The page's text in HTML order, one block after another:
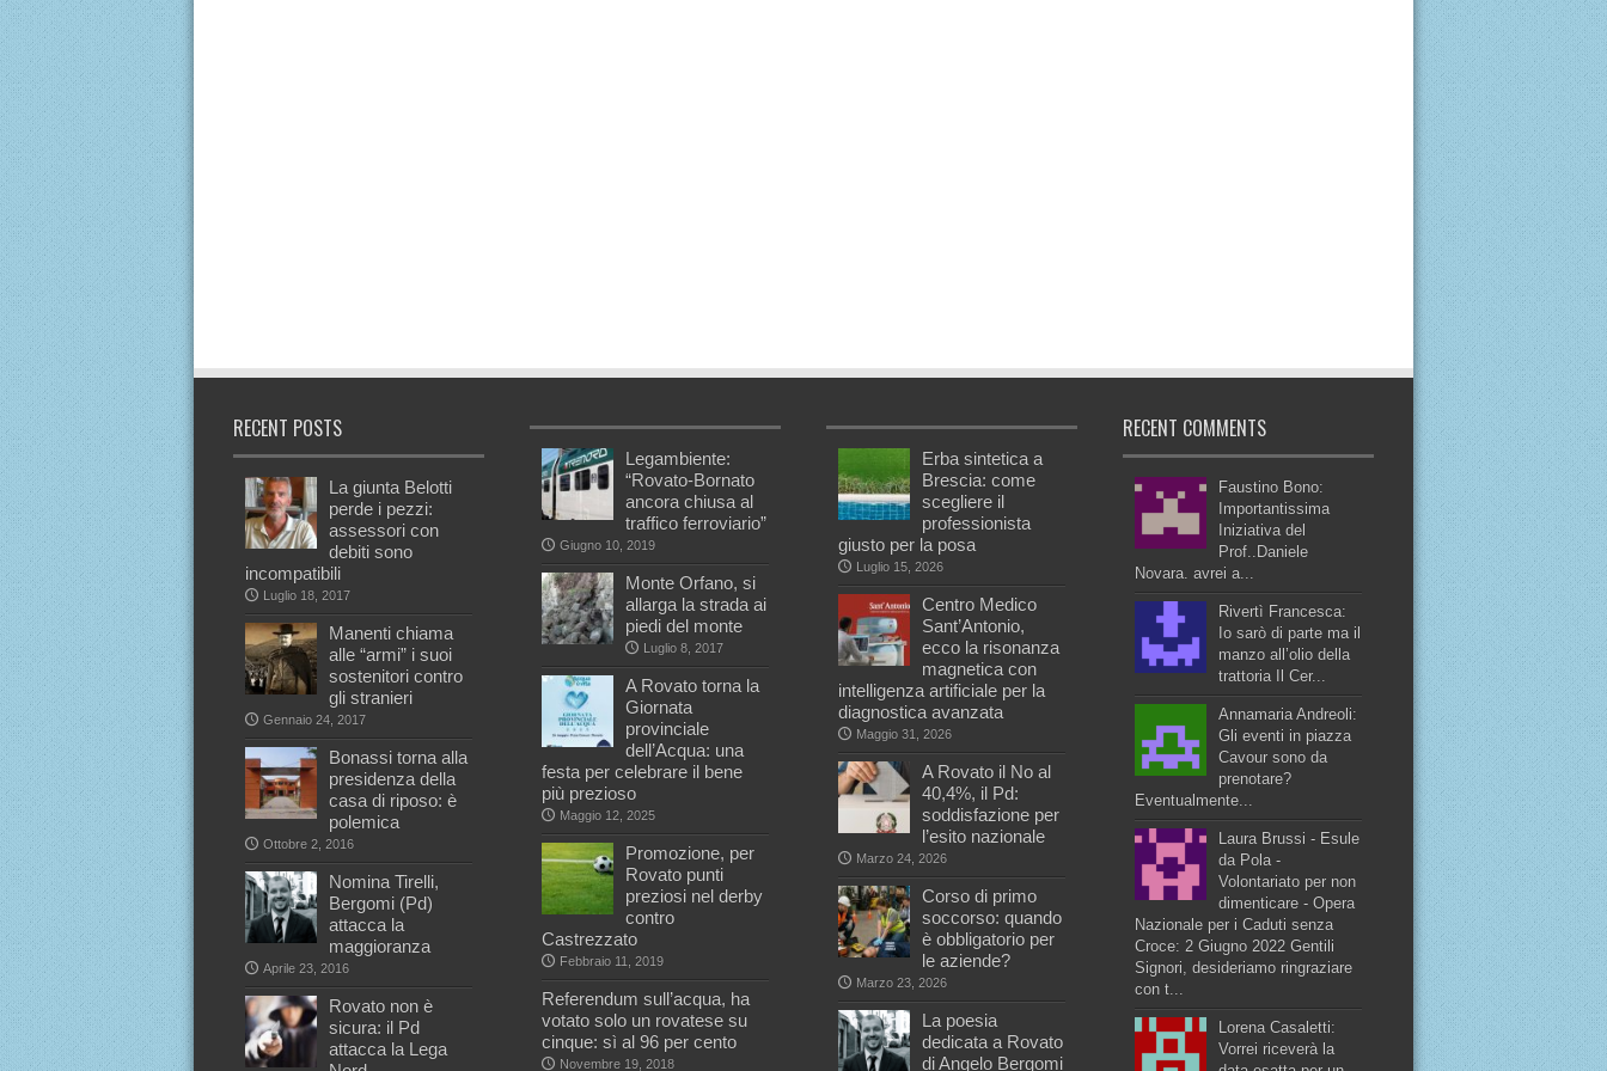
RECENT POSTS
La giunta Belotti
perde i pezzi:
assessori con
debiti sono
incompatibili
Luglio 18, 2017
Manenti chiama
alle “armi” i suoi
sostenitori contro
gli stranieri
Gennaio 24, 2017
Bonassi torna alla
presidenza della
casa di riposo: è
polemica
Ottobre 2, 2016
Nomina Tirelli,
Bergomi (Pd)
attacca la
maggioranza
Aprile 23, 2016
Rovato non è
sicura: il Pd
attacca la Lega
Legambiente:
“Rovato-Bornato
ancora chiusa al
traffico ferroviario”
Giugno 10, 2019
Monte Orfano, si
allarga la strada ai
piedi del monte
Luglio 8, 2017
A Rovato torna la
Giornata
provinciale
dell’Acqua: una
festa per celebrare il bene
più prezioso
Maggio 12, 2025
Promozione, per
Rovato punti
preziosi nel derby
contro
Castrezzato
Febbraio 11, 2019
Referendum sull’acqua, ha
votato solo un rovatese su
cinque: sì al 96 per cento
Novembre 19, 2018
Erba sintetica a
Brescia: come
scegliere il
professionista
giusto per la posa
Luglio 15, 2026
Centro Medico
Sant’Antonio,
ecco la risonanza
magnetica con
intelligenza artificiale per la
diagnostica avanzata
Maggio 31, 2026
A Rovato il No al
40,4%, il Pd:
soddisfazione per
l’esito nazionale
Marzo 24, 2026
Corso di primo
soccorso: quando
è obbligatorio per
le aziende?
Marzo 23, 2026
La poesia
dedicata a Rovato
di Angelo Bergomi
RECENT COMMENTS
Faustino Bono:
Importantissima
Iniziativa del
Prof..Daniele
Novara. avrei a...
Rivertì Francesca:
Io sarò di parte ma il
manzo all’olio della
trattoria Il Cer...
Annamaria Andreoli:
Gli eventi in piazza
Cavour sono da
prenotare?
Eventualmente...
Laura Brussi - Esule
da Pola -
Volontariato per non
dimenticare - Opera
Nazionale per i Caduti senza
Croce: 2 Giugno 2022 Gentili
Signori, desideriamo ringraziare
con t...
Lorena Casaletti:
Vorrei riceverà la